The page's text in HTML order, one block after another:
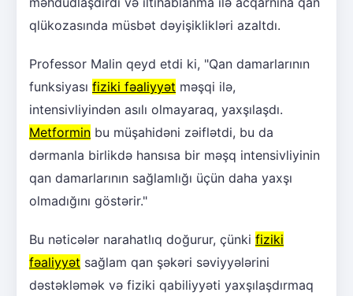
qlükozasında müsbət dəyişiklikləri azaltdı.
Professor Malin qeyd etdi ki, "Qan damarlarının
funksiyası fiziki fəaliyyət məşqi ilə,
intensivliyindən asılı olmayaraq, yaxşılaşdı.
Metformin bu müşahidəni zəiflətdi, bu da
dərmanla birlikdə hansısa bir məşq intensivliyinin
qan damarlarının sağlamlığı üçün daha yaxşı
olmadığını göstərir."
Bu nəticələr narahatlıq doğurur, çünki fiziki
fəaliyyət sağlam qan şəkəri səviyyələrini
dəstəkləmək və fiziki qabiliyyəti yaxşılaşdırmaq